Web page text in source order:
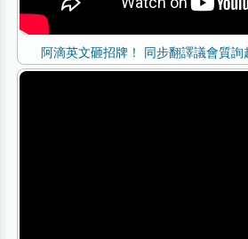
阿滴英文砸招牌！ 同步翻譯議會質